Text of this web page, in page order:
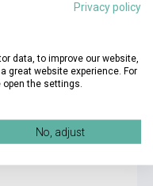
Privacy policy
data, to improve our website,
great website experience. For
the settings.
No, adjust